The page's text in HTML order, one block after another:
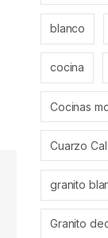
blanco
cocina
Cocinas
Cuarzo
granito
Granito